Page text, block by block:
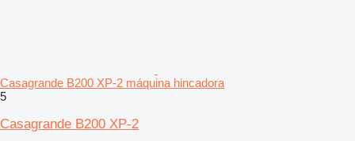
Casagrande B200 XP-2 máquina hincadora
5
Casagrande B200 XP-2